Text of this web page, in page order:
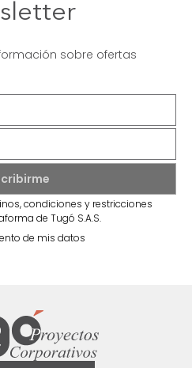
sobre ofertas
condiciones y restricciones
de Tugó S.A.S.
de mis datos